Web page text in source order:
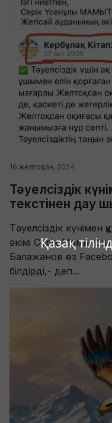
Қазақ
16 желтоқсан, 2024
Тәуелсіздік
текстінен дау
Тәуелсіздік күнімен
әкімі Серік
Балажанов өз
білдірді,- деп...